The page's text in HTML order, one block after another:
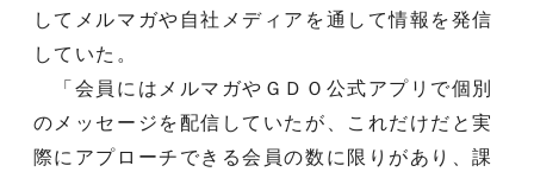
してメルマガや自社メディアを通して情報を発信
していた。
「会員にはメルマガやＧＤＯ公式アプリで個別
のメッセージを配信していたが、これだけだと実
際にアプローチできる会員の数に限りがあり、課